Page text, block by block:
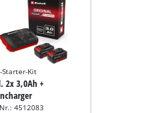
Starter-Kit
2x 3,0Ah +
4512083